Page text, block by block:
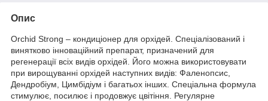
Опис
Orchid Strong – кондиціонер для орхідей. Спеціалізований і
винятково інноваційний препарат, призначений для
регенерації всіх видів орхідей. Його можна використовувати
при вирощуванні орхідей наступних видів: Фаленопсис,
Дендробіум, Цимбідіум і багатьох інших. Спеціальна формула
стимулює, посилює і продовжує цвітіння. Регулярне